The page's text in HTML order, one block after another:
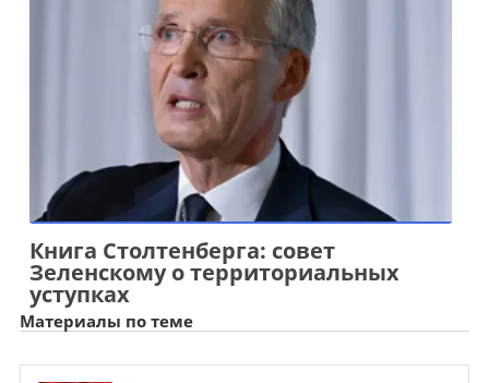
Книга Столтенберга: совет
Зеленскому о территориальных
уступках
Материалы по теме